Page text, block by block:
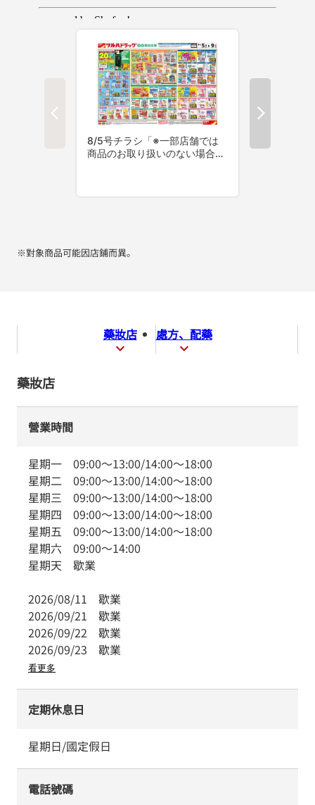
※對象商品可能因店鋪而異。
藥妝店 處方、配藥
藥妝店
營業時間
星期一 09:00～13:00/14:00～18:00
星期二 09:00～13:00/14:00～18:00
星期三 09:00～13:00/14:00～18:00
星期四 09:00～13:00/14:00～18:00
星期五 09:00～13:00/14:00～18:00
星期六 09:00～14:00
星期天 歇業
2026/08/11 歇業
2026/09/21 歇業
2026/09/22 歇業
2026/09/23 歇業
看更多
定期休息日
星期日/國定假日
電話號碼